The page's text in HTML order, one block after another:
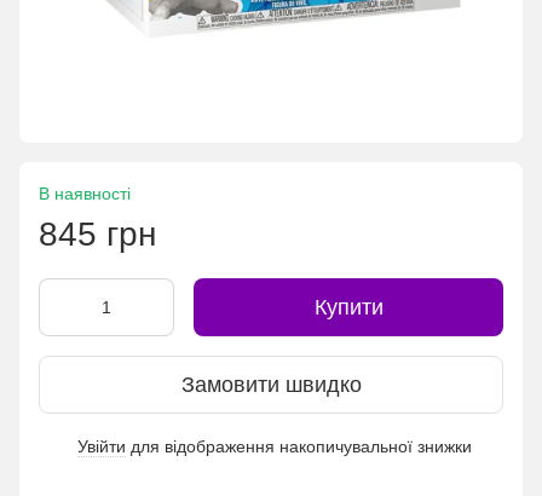
В наявності
845 грн
Купити
Замовити швидко
Увійти для відображення накопичувальної знижки